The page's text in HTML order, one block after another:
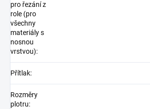
pro řezání z
role (pro
všechny
materiály s
nosnou
vrstvou):
Přítlak:
Rozměry
plotru: